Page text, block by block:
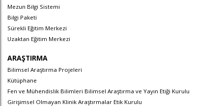
Mezun Bilgi Sistemi
Bilgi Paketi
Sürekli Eğitim Merkezi
Uzaktan Eğitim Merkezi
ARAŞTIRMA
Bilimsel Araştırma Projeleri
Kütüphane
Fen ve Mühendislik Bilimleri Bilimsel Araştırma ve Yayın Etiği Kurulu
Girişimsel Olmayan Klinik Araştırmalar Etik Kurulu